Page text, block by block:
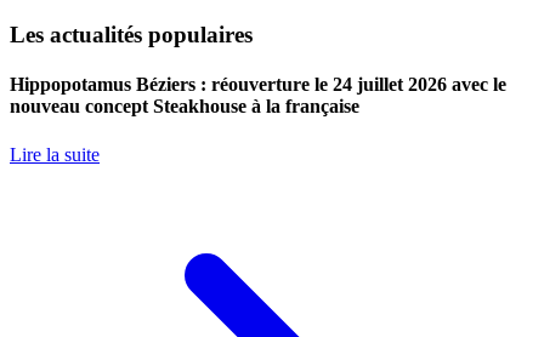
Les actualités populaires
Hippopotamus Béziers : réouverture le 24 juillet 2026 avec le
nouveau concept Steakhouse à la française
Lire la suite